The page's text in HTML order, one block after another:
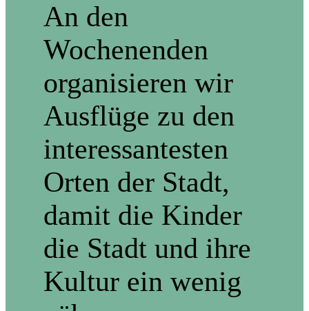
An den
Wochenenden
organisieren wir
Ausflüge zu den
interessantesten
Orten der Stadt,
damit die Kinder
die Stadt und ihre
Kultur ein wenig